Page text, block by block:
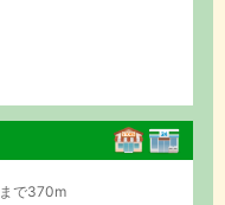
まで370m